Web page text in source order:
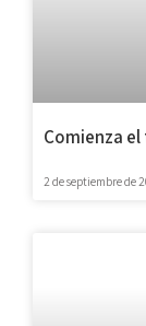
Comienza
2 de septiembre de